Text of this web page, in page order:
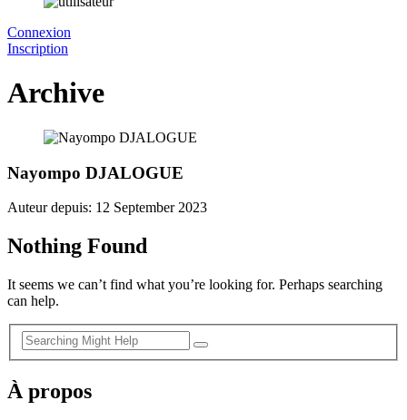
Connexion
Inscription
Archive
Nayompo DJALOGUE
Auteur depuis: 12 September 2023
Nothing Found
It seems we can’t find what you’re looking for. Perhaps searching
can help.
À propos